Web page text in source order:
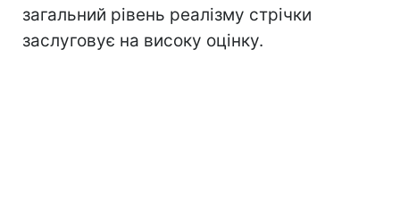
загальний рівень реалізму стрічки
заслуговує на високу оцінку.